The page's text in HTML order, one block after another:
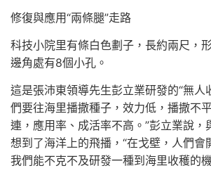
修復與應用“兩條腿”走路
科技小院里有條白色劃子，長約兩尺，
邊角處有8個小孔。
這是張沛東領導先生彭立業研發的“無人
們要往海里播撒種子，效力低，播撒不
連，應用率、成活率不高。”彭立業說，
想到了海洋上的飛播，“在戈壁，人們會
我們能不克不及研發一種到海里收穫的